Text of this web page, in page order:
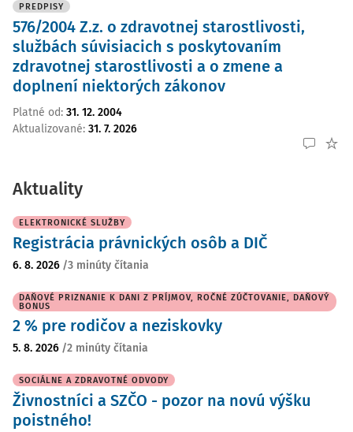
PREDPISY
576/2004 Z.z. o zdravotnej starostlivosti,
službách súvisiacich s poskytovaním
zdravotnej starostlivosti a o zmene a
doplnení niektorých zákonov
Platné od: 31. 12. 2004
Aktualizované: 31. 7. 2026
Aktuality
ELEKTRONICKÉ SLUŽBY
Registrácia právnických osôb a DIČ
6. 8. 2026 /3 minúty čítania
DAŇOVÉ PRIZNANIE K DANI Z PRÍJMOV, ROČNÉ ZÚČTOVANIE, DAŇOVÝ
BONUS
2 % pre rodičov a neziskovky
5. 8. 2026 /2 minúty čítania
SOCIÁLNE A ZDRAVOTNÉ ODVODY
Živnostníci a SZČO - pozor na novú výšku
poistného!